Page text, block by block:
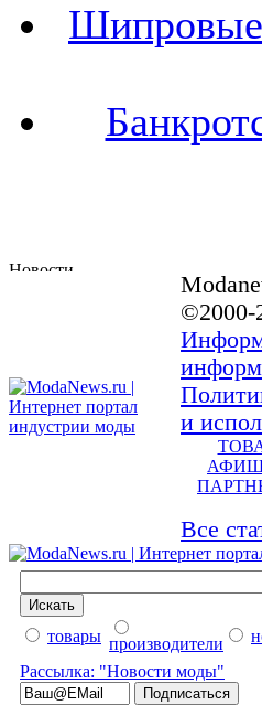
Шипровые
и
Все
товары производители
Рассылка: "Новости моды"